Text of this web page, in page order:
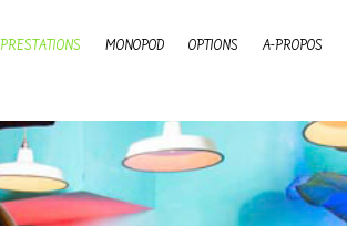
PRESTATIONS MONOPOD OPTIONS A-PROPOS